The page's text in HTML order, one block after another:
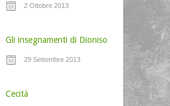
2 Ottobre 2013
Gli insegnamenti di Dioniso
29 Settembre 2013
Cecità